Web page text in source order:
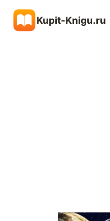
содержимому
Kupit-Knigu.ru